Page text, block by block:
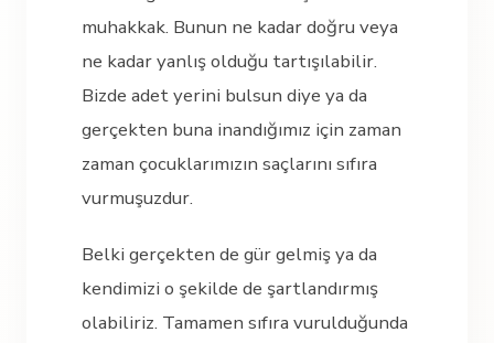
muhakkak. Bunun ne kadar doğru veya
ne kadar yanlış olduğu tartışılabilir.
Bizde adet yerini bulsun diye ya da
gerçekten buna inandığımız için zaman
zaman çocuklarımızın saçlarını sıfıra
vurmuşuzdur.
Belki gerçekten de gür gelmiş ya da
kendimizi o şekilde de şartlandırmış
olabiliriz. Tamamen sıfıra vurulduğunda